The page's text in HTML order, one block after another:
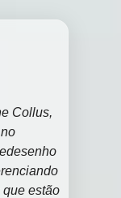
Collus,
estão